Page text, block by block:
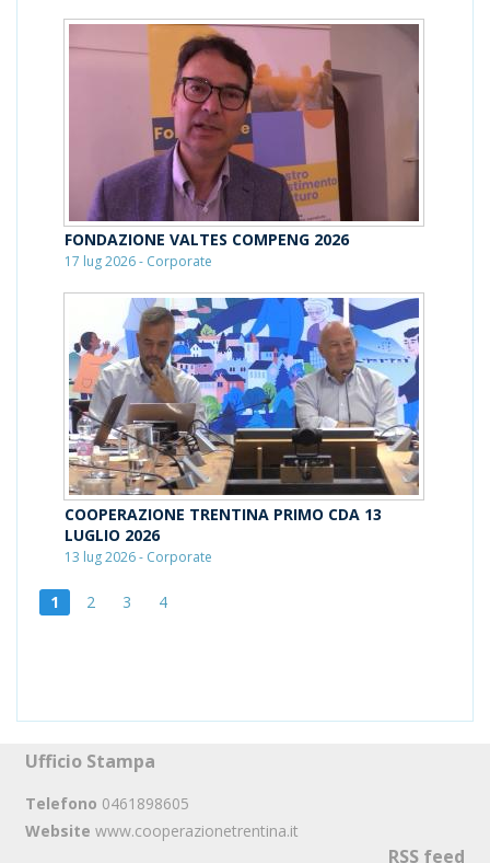
FONDAZIONE VALTES COMPENG 2026
17 lug 2026 - Corporate
COOPERAZIONE TRENTINA PRIMO CDA 13
LUGLIO 2026
13 lug 2026 - Corporate
1 2 3 4
Ufficio Stampa
Telefono 0461898605
Website www.cooperazionetrentina.it
RSS feed